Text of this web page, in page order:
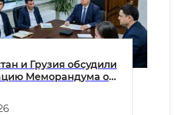
и Грузия обсудили
Меморандума о